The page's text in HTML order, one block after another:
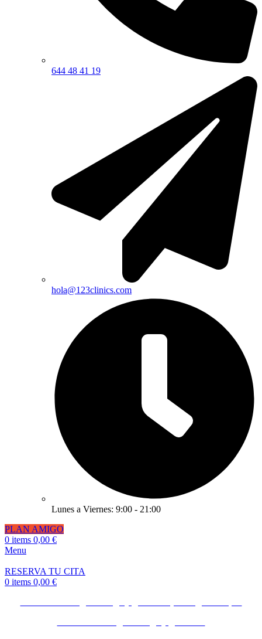
644 48 41 19
hola@123clinics.com
Lunes a Viernes: 9:00 - 21:00
PLAN AMIGO
0 items 0,00 €
Menu
RESERVA TU CITA
0 items 0,00 €